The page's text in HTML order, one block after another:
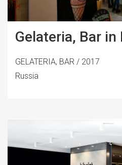
Gelateria, Bar in
GELATERIA, BAR / 2017
Russia